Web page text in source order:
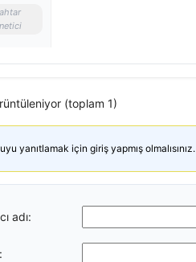
(toplam 1)
yanıtlamak için giriş yapmış olmalısınız.
adı: